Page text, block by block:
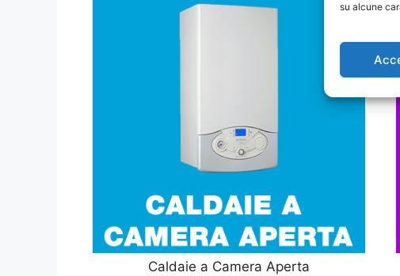
su alcune
Caldaie a Camera Aperta